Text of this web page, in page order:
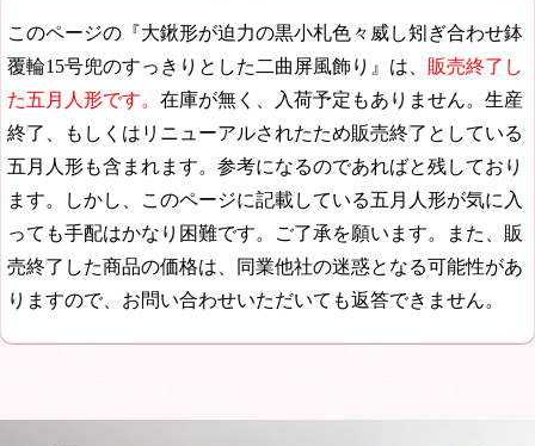
このページの『大鍬形が迫力の黒小札色々威し矧ぎ合わせ鉢
覆輪15号兜のすっきりとした二曲屏風飾り』は、 販売終了し
た五月人形です。 在庫が無く、入荷予定もありません。生産
終了、もしくはリニューアルされたため販売終了としている
五月人形も含まれます。参考になるのであればと残しており
ます。しかし、このページに記載している五月人形が気に入
っても手配はかなり困難です。ご了承を願います。また、販
売終了した商品の価格は、同業他社の迷惑となる可能性があ
りますので、お問い合わせいただいても返答できません。